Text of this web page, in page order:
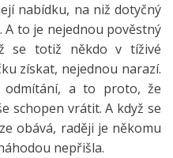
nabídku, na niž dotyčný
A to je nejednou pověstný
se totiž někdo v tíživé
získat, nejednou narazí.
odmítání, a to proto, že
schopen vrátit. A když se
obává, raději je někomu
nepřišla.